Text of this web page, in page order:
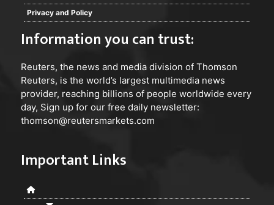
Privacy and Policy
Information you can trust:
Reuters, the news and media division of Thomson
Reuters, is the world’s largest multimedia news
provider, reaching billions of people worldwide every
day, Sign up for our free daily newsletter:
thomson@reutersmarkets.com
Important Links